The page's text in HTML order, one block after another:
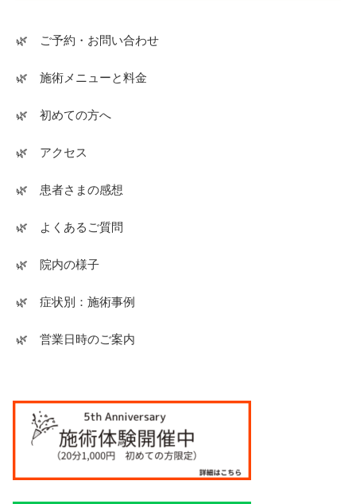
🌿 ご予約・お問い合わせ
🌿 施術メニューと料金
🌿 初めての方へ
🌿 アクセス
🌿 患者さまの感想
🌿 よくあるご質問
🌿 院内の様子
🌿 症状別：施術事例
🌿 営業日時のご案内